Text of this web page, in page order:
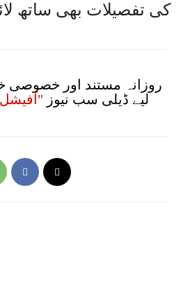
کی تفصیلات بھی ساتھ
روزانہ مستند اور خصوصی
لیے ڈیلی سب نیوز